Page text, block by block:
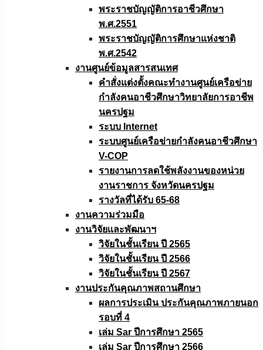
พระราชบัญญัติการอาชีวศึกษา
พ.ศ.2551
พระราชบัญญัติการศึกษาแห่งชาติ
พ.ศ.2542
งานศูนย์ข้อมูลสารสนเทศ
คำสั่งแต่งตั้งคณะทำงานศูนย์เครือข่าย
กำลังคนอาชีวศึกษาวิทยาลัยการอาชีพ
นครปฐม
ระบบ Internet
ระบบศูนย์เครือข่ายกำลังคนอาชีวศึกษา
V-COP
รายงานการลดใช้พลังงานของหน่วย
งานราชการ จังหวัดนครปฐม
รางวัลที่ได้รับ 65-68
งานความร่วมมือ
งานวิจัยเเละพัฒนาฯ
วิจัยในชั้นเรียน ปี 2565
วิจัยในชั้นเรียน ปี 2566
วิจัยในชั้นเรียน ปี 2567
งานประกันคุณภาพสถานศึกษา
ผลการประเมิน ประกันคุณภาพภายนอก
รอบที่ 4
เล่ม Sar ปีการศึกษา 2565
เล่ม Sar ปีการศึกษา 2566